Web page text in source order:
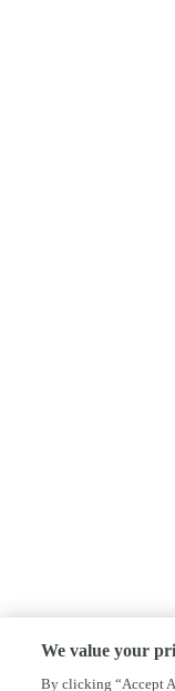
We value your
By clicking “Accept